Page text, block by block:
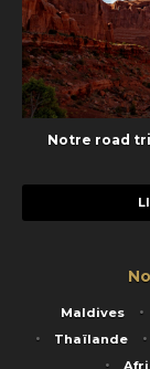
Notre road
Maldives
Thaïlande